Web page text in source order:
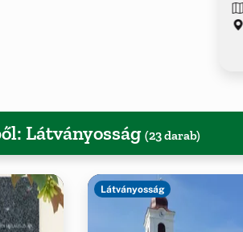
Látványosság (23 darab)
Látványosság